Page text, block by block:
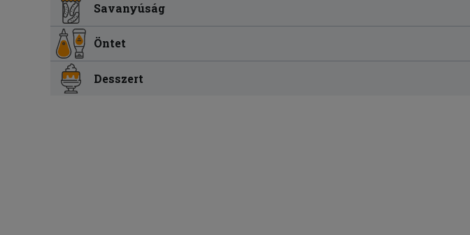
Savanyúság
Öntet
Desszert